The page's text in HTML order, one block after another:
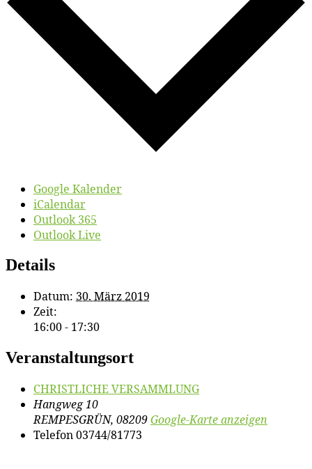
Google Kalender
iCalendar
Outlook 365
Outlook Live
Details
Datum: 30. März 2019
Zeit:
16:00 - 17:30
Veranstaltungsort
CHRISTLICHE VERSAMMLUNG
Hangweg 10
REMPESGRÜN, 08209Google-Karte anzeigen
Telefon03744/81773